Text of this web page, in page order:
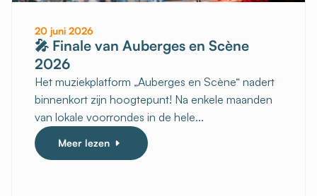
20 juni 2026
🎤 Finale van Auberges en Scène
2026
Het muziekplatform „Auberges en Scène“ nadert
binnenkort zijn hoogtepunt! Na enkele maanden
van lokale voorrondes in de hele...
Meer lezen